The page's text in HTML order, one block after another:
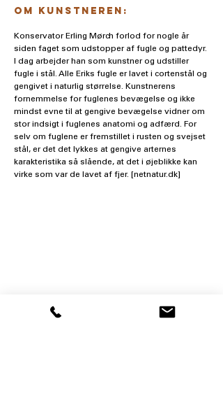
Om kunstneren:
Konservator Erling Mørch forlod for nogle år
siden faget som udstopper af fugle og pattedyr.
I dag arbejder han som kunstner og udstiller
fugle i stål. Alle Eriks fugle er lavet i cortenstål og
gengivet i naturlig størrelse. Kunstnerens
fornemmelse for fuglenes bevægelse og ikke
mindst evne til at gengive bevægelse vidner om
stor indsigt i fuglenes anatomi og adfærd. For
selv om fuglene er fremstillet i rusten og svejset
stål, er det det lykkes at gengive arternes
karakteristika så slående, at det i øjeblikke kan
virke som var de lavet af fjer. [netnatur.dk]